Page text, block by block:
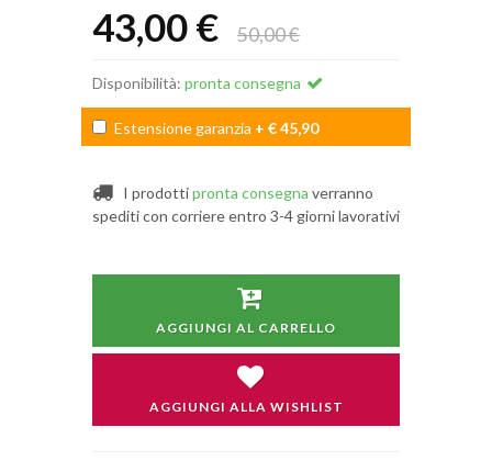
43,00 € 50,00 €
Disponibilità: pronta consegna
Estensione garanzia + € 45,90
I prodottipronta consegna verranno
spediti con corriere entro 3-4 giorni lavorativi
AGGIUNGI AL CARRELLO
AGGIUNGI ALLA WISHLIST